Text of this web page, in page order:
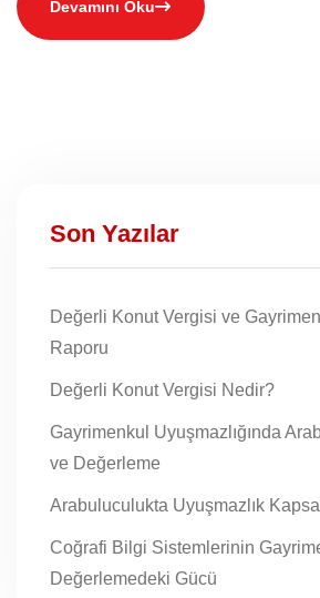
Devamını Oku
Son Yazılar
Değerli Konut Vergisi ve
Raporu
Değerli Konut Vergisi Nedir?
Gayrimenkul Uyuşmazlığında
ve Değerleme
Arabuluculukta Uyuşmazlık
Coğrafi Bilgi Sistemlerinin
Değerlemedeki Gücü